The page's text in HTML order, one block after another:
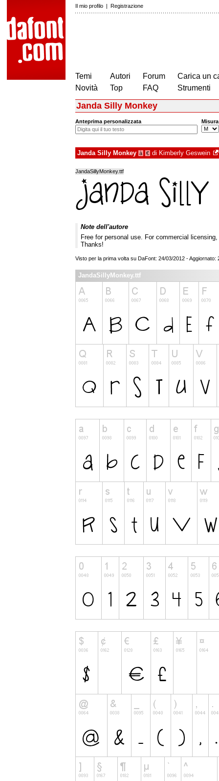
Il mio profilo | Registrazione
Temi
Novità
Autori
Top
Forum
FAQ
Carica un
Strumenti
Janda Silly Monkey
Anteprima personalizzata Misura
Janda Silly Monkey à € di Kimberly Geswein
JandaSillyMonkey.ttf
Note dell'autore
Free for personal use. For commercial
Thanks!
Visto per la prima volta su DaFont: 24/03/2012 - Aggiornato:
JandaSillyMonkey.ttf